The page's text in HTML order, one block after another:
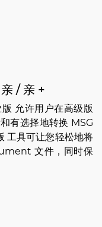
/ 亲 +
允许用户在高级版
有选择地转换 MSG
工具可让您轻松地将
文件，同时保